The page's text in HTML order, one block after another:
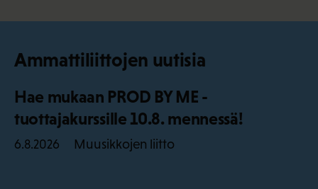
Ammattiliittojen uutisia
Hae mukaan PROD BY ME -
tuottajakurssille 10.8. mennessä!
6.8.2026 Muusikkojen liitto